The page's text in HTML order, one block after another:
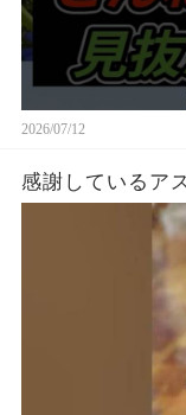
2026/07/12
感謝しているア